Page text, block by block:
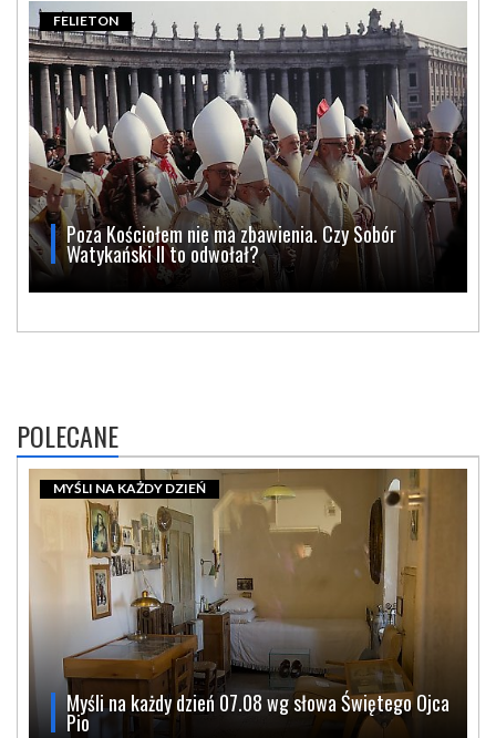
Poza Kościołem nie ma zbawienia. Czy Sobór
Watykański II to odwołał?
FELIETON
POLECANE
Myśli na każdy dzień 07.08 wg słowa Świętego Ojca
Pio
MYŚLI NA KAŻDY DZIEŃ